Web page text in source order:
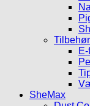
Tilbehør
SheMax